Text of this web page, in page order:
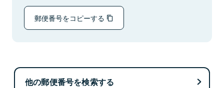
郵便番号をコピーする
他の郵便番号を検索する